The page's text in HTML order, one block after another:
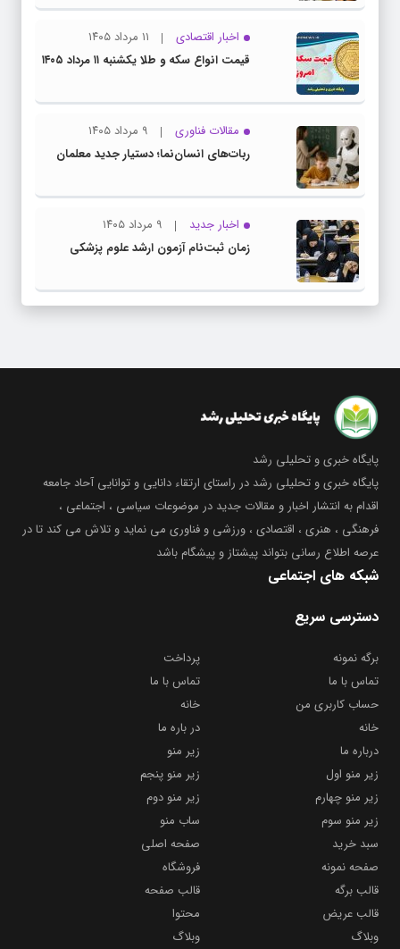
اخبار اقتصادی
۱۱ مرداد ۱۴۰۵
قیمت انواع سکه و طلا یکشنبه ۱۱ مرداد ۱۴۰۵
مقالات فناوری
۹ مرداد ۱۴۰۵
ربات‌های انسان‌نما؛ دستیار جدید معلمان
اخبار جدید
۹ مرداد ۱۴۰۵
زمان ثبت‌نام آزمون ارشد علوم پزشکی
پایگاه خبری و تحلیلی رشد
پایگاه خبری و تحلیلی رشد در راستای ارتقاء دانایی و توانایی آحاد جامعه
اقدام به انتشار اخبار و مقالات جدید در موضوعات سیاسی ، اجتماعی ،
فرهنگی ، هنری ، اقتصادی ، ورزشی و فناوری می نماید و تلاش می کند تا در
عرصه اطلاع رسانی بتواند پیشتاز و پیشگام باشد
شبکه های اجتماعی
دسترسی سریع
برگه نمونه
پرداخت
تماس با ما
تماس با ما
حساب کاربری من
خانه
خانه
در باره ما
درباره ما
زیر منو
زیر منو اول
زیر منو پنجم
زیر منو چهارم
زیر منو دوم
زیر منو سوم
ساب منو
سبد خرید
صفحه اصلی
صفحه نمونه
فروشگاه
قالب برگه
قالب صفحه
قالب عریض
محتوا
وبلاگ
وبلاگ